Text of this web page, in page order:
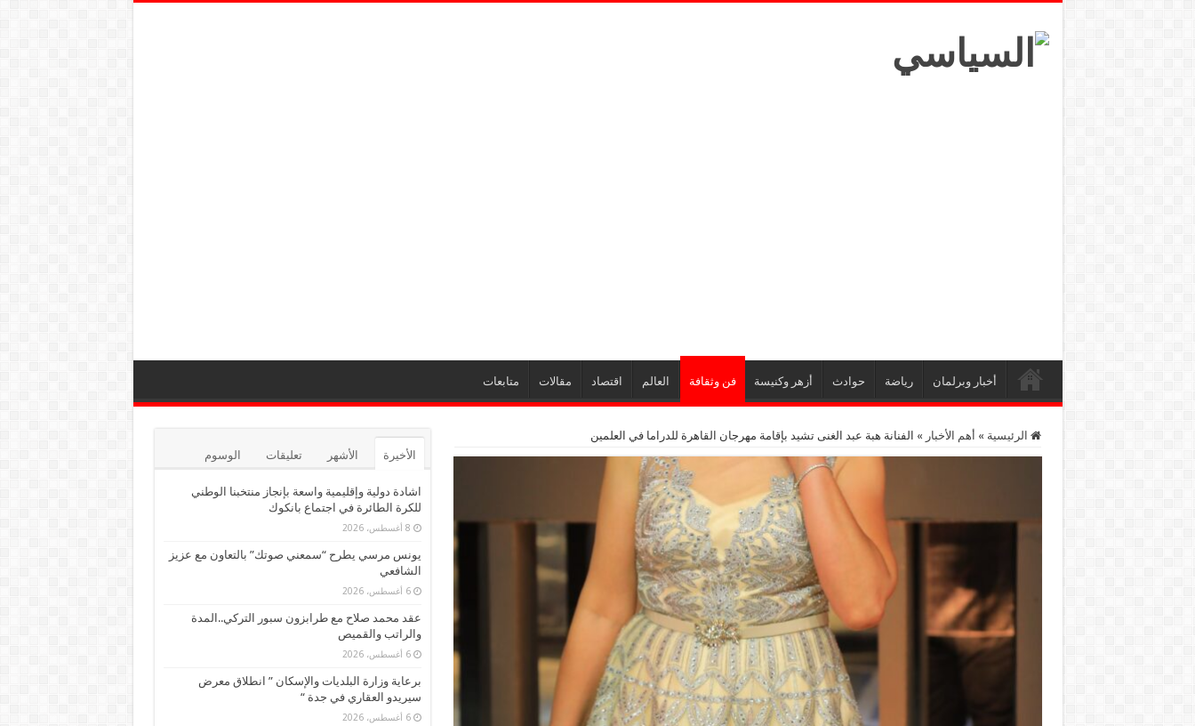
أخبار وبرلمان رياضة حوادث أزهر وكنيسة فن وثقافة العالم اقتصاد مقالات متابعات
الرئيسية » أهم اﻷخبار » الفنانة هبة عبد الغنى تشيد بإقامة مهرجان القاهرة للدراما في العلمين
الأخيرة الأشهر تعليقات الوسوم
اشادة دولية وإقليمية واسعة بإنجاز منتخبنا الوطني
للكرة الطائرة في اجتماع بانكوك
8 أغسطس، 2026
يونس مرسي يطرح “سمعني صوتك” بالتعاون مع عزيز
الشافعي
6 أغسطس، 2026
عقد محمد صلاح مع طرابزون سبور التركي..المدة
والراتب والقميص
6 أغسطس، 2026
برعاية وزارة البلديات والإسكان ” انطلاق معرض
سيريدو العقاري في جدة “
6 أغسطس، 2026